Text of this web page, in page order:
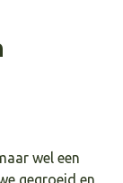
wel een
gegroeid en